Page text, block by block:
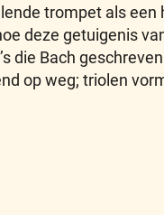
trompet als
deze getuigenis
die Bach
op weg; triolen